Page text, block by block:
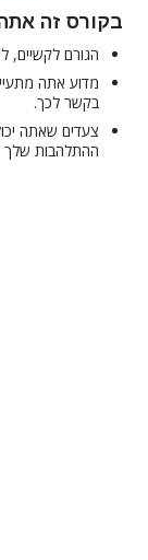
בקורס זה
הגורם לקשיים,
מדוע אתה
בקשר לכך.
צעדים שאתה
ההתלהבות שלך